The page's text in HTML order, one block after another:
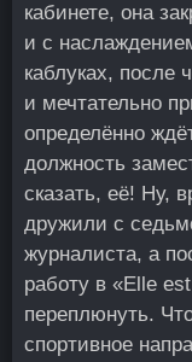
кабинете, она
и с
каблуках, после
и мечтательно
определённо
должность
сказать, её! Ну,
дружили с
журналиста, а
работу в «Elle
переплюнуть.
спортивное